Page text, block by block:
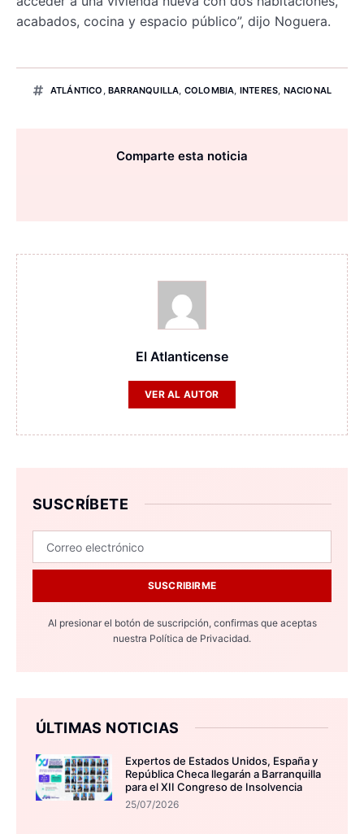
acabados, cocina y espacio público”, dijo Noguera.
ATLÁNTICO BARRANQUILLA COLOMBIA INTERES NACIONAL
Comparte esta noticia
El Atlanticense
VER AL AUTOR
SUSCRÍBETE
SUSCRIBIRME
Al presionar el botón de suscripción, confirmas que aceptas
nuestra Política de Privacidad.
ÚLTIMAS NOTICIAS
Expertos de Estados Unidos, España y
República Checa llegarán a Barranquilla
para el XII Congreso de Insolvencia
25/07/2026